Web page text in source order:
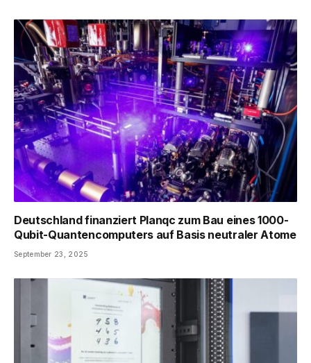
Deutschland finanziert Planqc zum Bau eines 1000-
Qubit-Quantencomputers auf Basis neutraler Atome
September 23, 2025